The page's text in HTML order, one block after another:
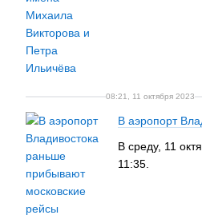
08:21, 11 октября 2023
В аэропорт
В среду, 11
11:35.